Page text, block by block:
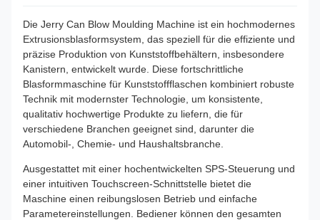
Die Jerry Can Blow Moulding Machine ist ein hochmodernes
Extrusionsblasformsystem, das speziell für die effiziente und
präzise Produktion von Kunststoffbehältern, insbesondere
Kanistern, entwickelt wurde. Diese fortschrittliche
Blasformmaschine für Kunststoffflaschen kombiniert robuste
Technik mit modernster Technologie, um konsistente,
qualitativ hochwertige Produkte zu liefern, die für
verschiedene Branchen geeignet sind, darunter die
Automobil-, Chemie- und Haushaltsbranche.
Ausgestattet mit einer hochentwickelten SPS-Steuerung und
einer intuitiven Touchscreen-Schnittstelle bietet die
Maschine einen reibungslosen Betrieb und einfache
Parametereinstellungen. Bediener können den gesamten